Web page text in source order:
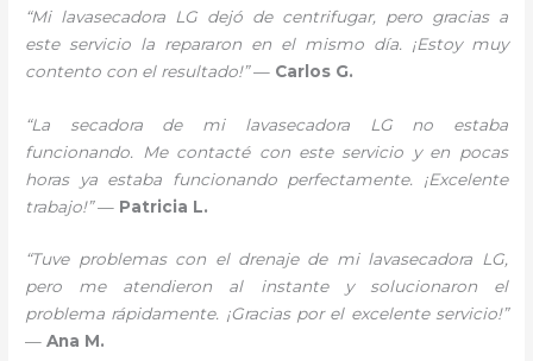
“Mi lavasecadora LG dejó de centrifugar, pero gracias a
este servicio la repararon en el mismo día. ¡Estoy muy
contento con el resultado!”— Carlos G.
“La secadora de mi lavasecadora LG no estaba
funcionando. Me contacté con este servicio y en pocas
horas ya estaba funcionando perfectamente. ¡Excelente
trabajo!”— Patricia L.
“Tuve problemas con el drenaje de mi lavasecadora LG,
pero me atendieron al instante y solucionaron el
problema rápidamente. ¡Gracias por el excelente servicio!”
—Ana M.